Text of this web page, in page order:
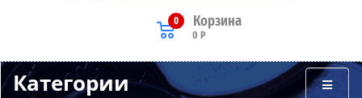
Корзина
0
0 Р
Категории